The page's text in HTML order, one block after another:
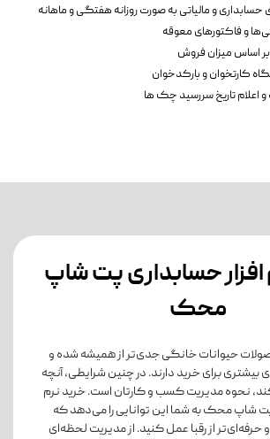
حسابداری و مالیاتی به صورت روزانه هفتگی و ماهانه
و فاکتورهای معوقه
اساس میزان فروش
کارتخوان و بارکدخوان
اعلام تاریخ سررسید چک ها
افزار حسابداری پت شاپ
محک
حیوانات خانگی جدی‌تر از همیشه شده و
بیشتری برای خرید دارند. در چنین شرایطی، آنچه
نحوه مدیریت کسب و کارتان است. خرید نرم
پت شاپ محک به شما این توانایی را می‌دهد که
حرفه‌ای‌تر از رقبا عمل کنید. از مدیریت لحظه‌ای